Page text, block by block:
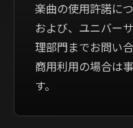
楽曲の使用許諾に
および、ユニバー
理部門までお問い
商用利用の場合は
す。